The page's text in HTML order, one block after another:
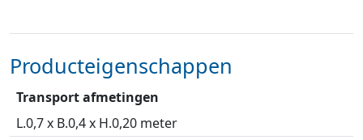
Producteigenschappen
Transport afmetingen
L.0,7 x B.0,4 x H.0,20 meter